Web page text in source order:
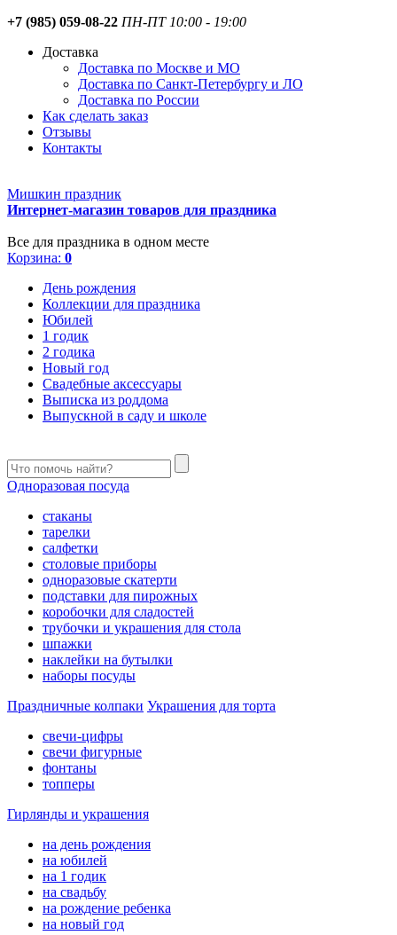
+7 (985) 059-08-22 ПН-ПТ 10:00 - 19:00
Доставка
Доставка по Москве и МО
Доставка по Санкт-Петербургу и ЛО
Доставка по России
Как сделать заказ
Отзывы
Контакты
Мишкин праздник
Интернет-магазин товаров для праздника
Все для праздника в одном месте
Корзина: 0
День рождения
Коллекции для праздника
Юбилей
1 годик
2 годика
Новый год
Свадебные аксессуары
Выписка из роддома
Выпускной в саду и школе
Одноразовая посуда
стаканы
тарелки
салфетки
столовые приборы
одноразовые скатерти
подставки для пирожных
коробочки для сладостей
трубочки и украшения для стола
шпажки
наклейки на бутылки
наборы посуды
Праздничные колпаки Украшения для торта
свечи-цифры
свечи фигурные
фонтаны
топперы
Гирлянды и украшения
на день рождения
на юбилей
на 1 годик
на свадьбу
на рождение ребенка
на новый год